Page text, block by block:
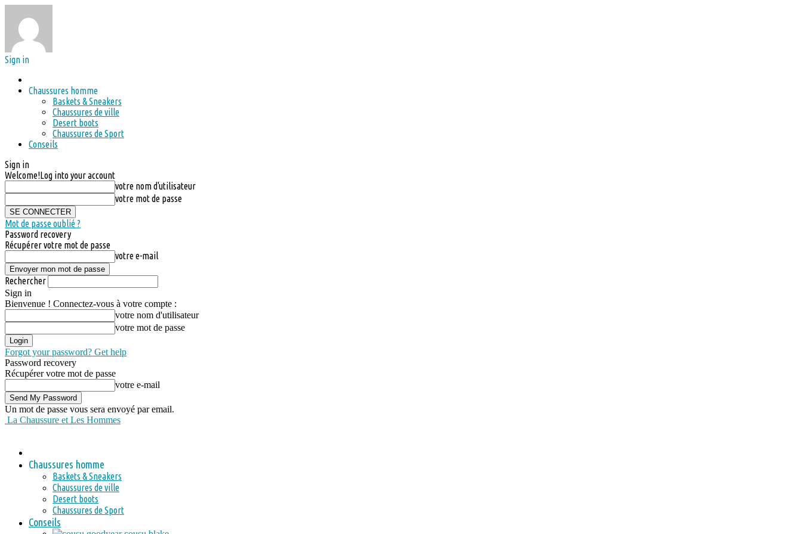
Sign in
Chaussures homme
Baskets & Sneakers
Chaussures de ville
Desert boots
Chaussures de Sport
Conseils
Sign in
Welcome!Log into your account
votre nom d'utilisateur
votre mot de passe
Mot de passe oublié ?
Password recovery
Récupérer votre mot de passe
votre e-mail
Rechercher
Sign in
Bienvenue ! Connectez-vous à votre compte :
votre nom d'utilisateur
votre mot de passe
Forgot your password? Get help
Password recovery
Récupérer votre mot de passe
votre e-mail
Un mot de passe vous sera envoyé par email.
La Chaussure et Les Hommes
Chaussures homme
Baskets & Sneakers
Chaussures de ville
Desert boots
Chaussures de Sport
Conseils